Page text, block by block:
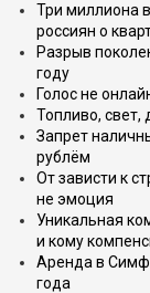
Три миллиона
россиян о
Разрыв
году
Голос не
Топливо, свет,
Запрет
рублём
От зависти к
не эмоция
Уникальная
и кому
Аренда в
года